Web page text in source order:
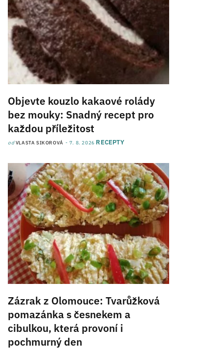
Objevte kouzlo kakaové rolády
bez mouky: Snadný recept pro
každou příležitost
odVLASTA SIKOROVÁ 7. 8. 2026 RECEPTY
Zázrak z Olomouce: Tvarůžková
pomazánka s česnekem a
cibulkou, která provoní i
pochmurný den